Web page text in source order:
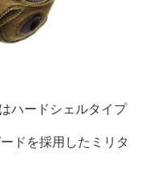
はハードシェルタイプ
ドを採用したミリタ